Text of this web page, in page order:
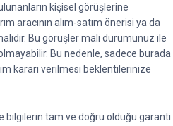
kişisel görüşlerine
aracının alım-satım önerisi ya da
Bu görüşler mali durumunuz ile
Bu nedenle, sadece burada
kararı verilmesi beklentilerinize
bilgilerin tam ve doğru olduğu garanti